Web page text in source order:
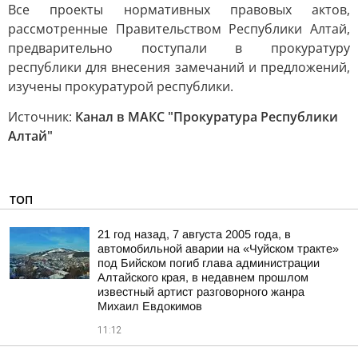
Все проекты нормативных правовых актов,
рассмотренные Правительством Республики Алтай,
предварительно поступали в прокуратуру
республики для внесения замечаний и предложений,
изучены прокуратурой республики.
Источник: Канал в МАКС "Прокуратура Республики
Алтай"
ТОП
21 год назад, 7 августа 2005 года, в
автомобильной аварии на «Чуйском тракте»
под Бийском погиб глава администрации
Алтайского края, в недавнем прошлом
известный артист разговорного жанра
Михаил Евдокимов
11:12